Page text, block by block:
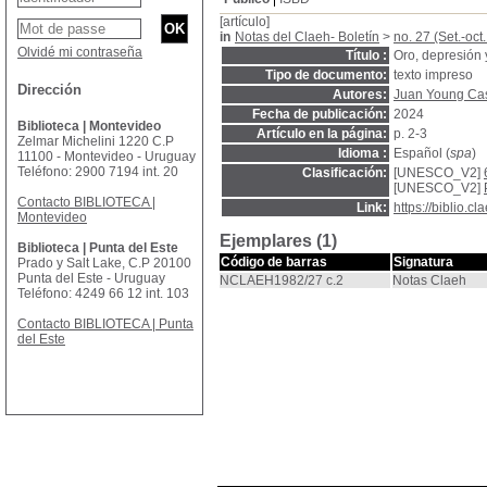
[artículo]
in Notas del Claeh- Boletín > no. 27 (Set.-
Título : Oro, depresión
Tipo de documento: texto impreso
Autores: Juan Young
Fecha de publicación: 2024
Artículo en la página: p. 2-3
Idioma :
Español (spa)
Clasificación:
[UNESCO_V2]
[UNESCO_V2]
Link:
https://
Ejemplares (1)
Código de barras
Signatura
NCLAEH1982/27 c.2
Notas Claeh
Olvidé mi contraseña
Dirección
Biblioteca | Montevideo
Zelmar Michelini 1220 C.P
11100 - Montevideo - Uruguay
Teléfono: 2900 7194 int. 20
Contacto BIBLIOTECA |
Montevideo
Biblioteca | Punta del Este
Prado y Salt Lake, C.P 20100
Punta del Este - Uruguay
Teléfono: 4249 66 12 int. 103
Contacto BIBLIOTECA | Punta
del Este